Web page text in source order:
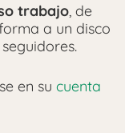
trabajo, de
a un disco
en su cuenta